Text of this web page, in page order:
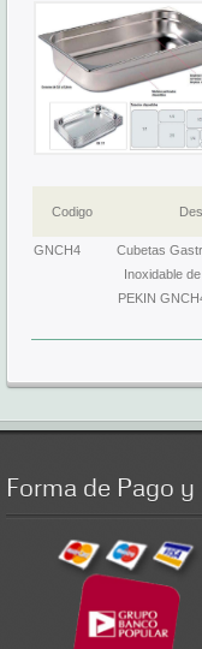
Codigo
GNCH4
Cubetas
Inoxidable
PEKIN
Forma de Pago y